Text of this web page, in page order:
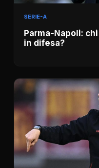
SERIE-A
Parma-Napoli:
in difesa?